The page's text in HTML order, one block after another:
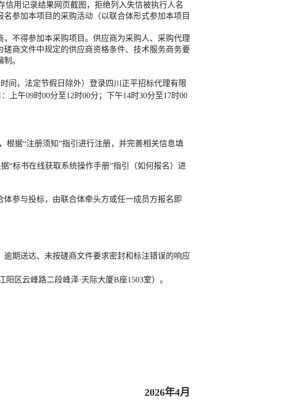
信用记录结果网页截图，拒绝列入失信被执行人名
参加本项目的采购活动（以联合体形式参加本项目
不得参加本采购项目。供应商为采购人、采购代理
商文件中规定的供应商资格条件、技术服务商务要
。
间，法定节假日除外）登录四川正平招标代理有限
上午09时00分至12时00分；下午14时30分至17时00
根据“注册须知”指引进行注册，并完善相关信息填
“标书在线获取系统操作手册”指引（如何报名）进
参与投标，由联合体牵头方或任一成员方报名即
逾期送达、 未按磋商文件要求密封和标注错误的响应
阳区云峰路二段峰泽·天际大厦B座1503室） 。
2026年4月